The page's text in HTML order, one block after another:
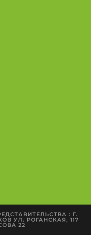
: Г.
УЛ. РОГАНСКАЯ, 117
22